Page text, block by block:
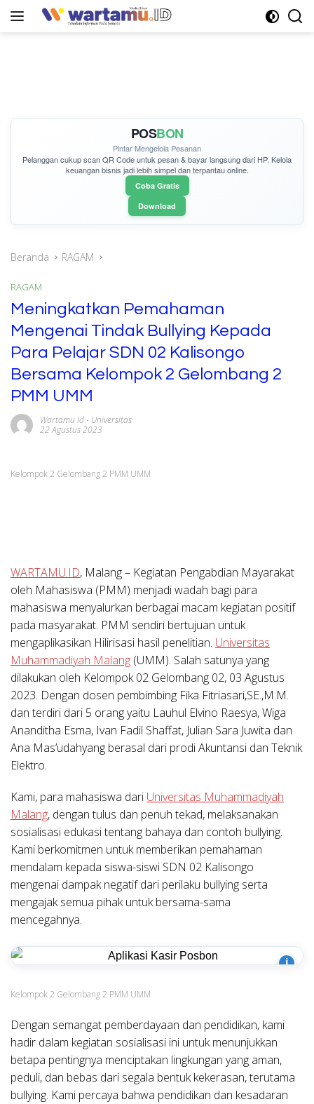
POSBON
Pintar Mengelola Pesanan
Pelanggan cukupscan QR Codeuntuk pesan & bayar langsung dari HP. Kelola
keuangan bisnis jadi lebih simpel dan terpantau online.
Coba Gratis
Download
Beranda RAGAM
RAGAM
Meningkatkan Pemahaman
Mengenai Tindak Bullying Kepada
Para Pelajar SDN 02 Kalisongo
Bersama Kelompok 2 Gelombang 2
PMM UMM
Wartamu Id- Universitas
22 Agustus 2023
Kelompok 2 Gelombang 2 PMM UMM
WARTAMU.ID, Malang – Kegiatan Pengabdian Mayarakat
oleh Mahasiswa (PMM) menjadi wadah bagi para
mahasiswa menyalurkan berbagai macam kegiatan positif
pada masyarakat. PMM sendiri bertujuan untuk
mengaplikasikan Hilirisasi hasil penelitian. Universitas
Muhammadiyah Malang (UMM). Salah satunya yang
dilakukan oleh Kelompok 02 Gelombang 02, 03 Agustus
2023. Dengan dosen pembimbing Fika Fitriasari,SE.,M.M.
dan terdiri dari 5 orang yaitu Lauhul Elvino Raesya, Wiga
Ananditha Esma, Ivan Fadil Shaffat, Julian Sara Juwita dan
Ana Mas’udahyang berasal dari prodi Akuntansi dan Teknik
Elektro.
Kami, para mahasiswa dari Universitas Muhammadiyah
Malang, dengan tulus dan penuh tekad, melaksanakan
sosialisasi edukasi tentang bahaya dan contoh bullying.
Kami berkomitmen untuk memberikan pemahaman
mendalam kepada siswa-siswi SDN 02 Kalisongo
mengenai dampak negatif dari perilaku bullying serta
mengajak semua pihak untuk bersama-sama
mencegahnya.
i
Kelompok 2 Gelombang 2 PMM UMM
Dengan semangat pemberdayaan dan pendidikan, kami
hadir dalam kegiatan sosialisasi ini untuk menunjukkan
betapa pentingnya menciptakan lingkungan yang aman,
peduli, dan bebas dari segala bentuk kekerasan, terutama
bullying. Kami percaya bahwa pendidikan dan kesadaran